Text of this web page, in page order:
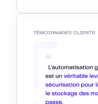
TÉMOIGNAGES CLIENTS